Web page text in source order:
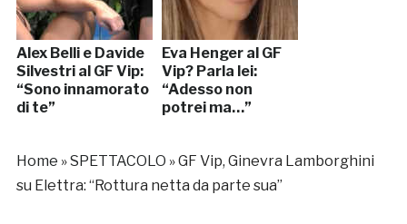
Alex Belli e Davide
Silvestri al GF Vip:
“Sono innamorato
di te”
Eva Henger al GF
Vip? Parla lei:
“Adesso non
potrei ma…”
Home »SPETTACOLO »GF Vip, Ginevra Lamborghini
su Elettra: “Rottura netta da parte sua”